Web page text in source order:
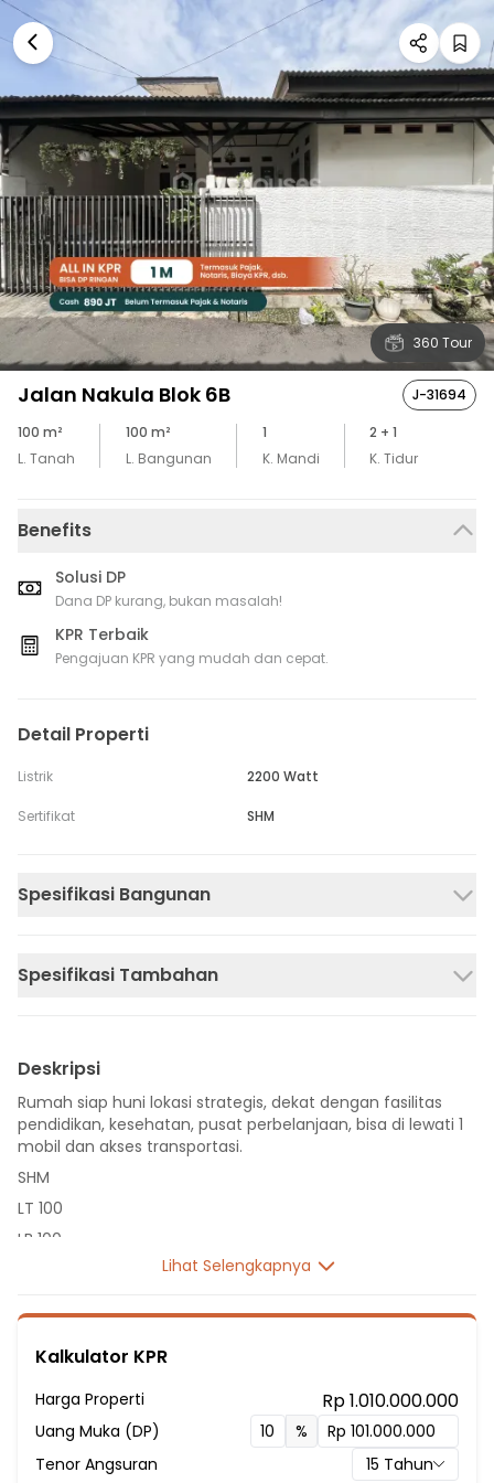
360 Tour
Jalan Nakula Blok 6B
J-31694
100 m²
L. Tanah
100 m²
L. Bangunan
1
K. Mandi
2 + 1
K. Tidur
Benefits
Solusi DP
Dana DP kurang, bukan masalah!
KPR Terbaik
Pengajuan KPR yang mudah dan cepat.
Detail Properti
Listrik 2200 Watt
Sertifikat SHM
Spesifikasi Bangunan
Spesifikasi Tambahan
Deskripsi
Rumah siap huni lokasi strategis, dekat dengan fasilitas
pendidikan, kesehatan, pusat perbelanjaan, bisa di lewati 1
mobil dan akses transportasi.
SHM
LT 100
LB 100
1 Kamar Mandi
Listrik 2200 VA
Fasilitas Sekitar Hunian:
1 Menit ke SDIT Al Ikhlas 86
Lihat Selengkapnya
Kalkulator KPR
Harga Properti Rp 1.010.000.000
Uang Muka (DP)
%
Tenor Angsuran
15 Tahun